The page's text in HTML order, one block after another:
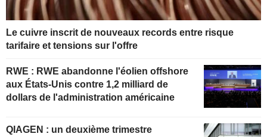
Le cuivre inscrit de nouveaux records entre risque
tarifaire et tensions sur l'offre
RWE : RWE abandonne l'éolien offshore
aux États-Unis contre 1,2 milliard de
dollars de l'administration américaine
QIAGEN : un deuxième trimestre